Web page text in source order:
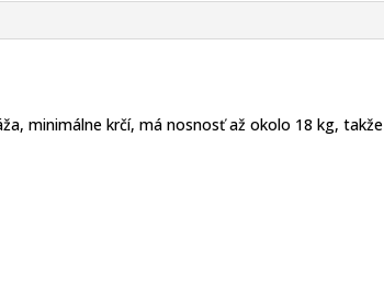
minimálne krčí, má nosnosť až okolo 18 kg, takže